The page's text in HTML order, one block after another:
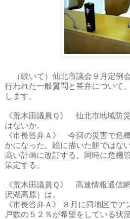
（続いて）仙北市議会９月定例
行われた一般質問と答弁について
します。
《荒木田議員Ｑ》 仙北市地域防
はないか。
《市長答弁Ａ》 今回の災害で危
かになった。絵に描いた餅ではな
高い計画に改訂する。同時に危機
策定する。
《荒木田議員Ｑ》 高速情報通信
沢湖高原）は。
《市長答弁Ａ》 ８月に同地区で
戸数の５２％が希望をしている状